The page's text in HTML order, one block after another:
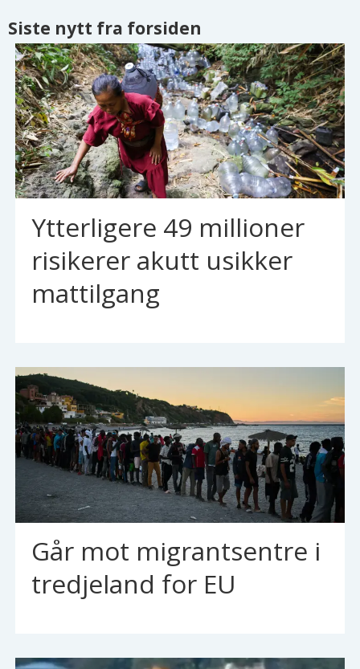
Siste nytt fra forsiden
Ytterligere 49 millioner
risikerer akutt usikker
mattilgang
Går mot migrantsentre i
tredjeland for EU